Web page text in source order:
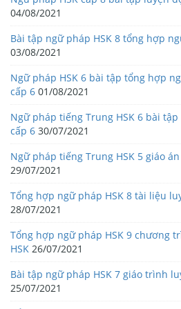
04/08/2021
Bài tập ngữ pháp HSK 8 tổng hợp
03/08/2021
Ngữ pháp HSK 6 bài tập tổng hợp
cấp 6 01/08/2021
Ngữ pháp tiếng Trung HSK 6 bài tập
cấp 6 30/07/2021
Ngữ pháp tiếng Trung HSK 5 giáo
29/07/2021
Tổng hợp ngữ pháp HSK 8 tài liệu
28/07/2021
Tổng hợp ngữ pháp HSK 9 chương
HSK 26/07/2021
Bài tập ngữ pháp HSK 7 giáo trình
25/07/2021